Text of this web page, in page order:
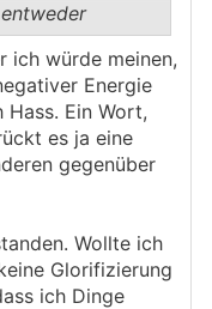
Scheixxe
ich würde meinen,
Energie
Ein Wort,
es ja eine
gegenüber
Wollte ich
Glorifizierung
ich Dinge